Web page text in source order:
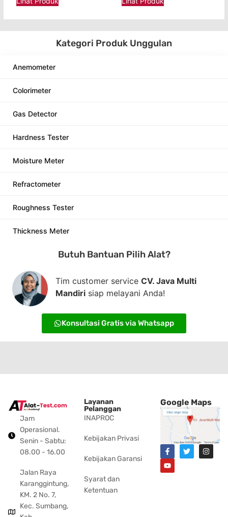
Kategori Produk Unggulan
Anemometer
Colorimeter
Gas Detector
Hardness Tester
Moisture Meter
Refractometer
Roughness Tester
Thickness Meter
Butuh Bantuan Pilih Alat?
Tim customer service CV. Java Multi
Mandiri siap melayani Anda!
Konsultasi Gratis via Whatsapp
Jam
Operasional.
Senin - Sabtu:
08.00 - 16.00
Jalan Raya
Karanggintung,
KM. 2 No. 7,
Kec. Sumbang,
Layanan
Pelanggan
INAPROC
Kebijakan Privasi
Kebijakan Garansi
Syarat dan
Ketentuan
Google Maps